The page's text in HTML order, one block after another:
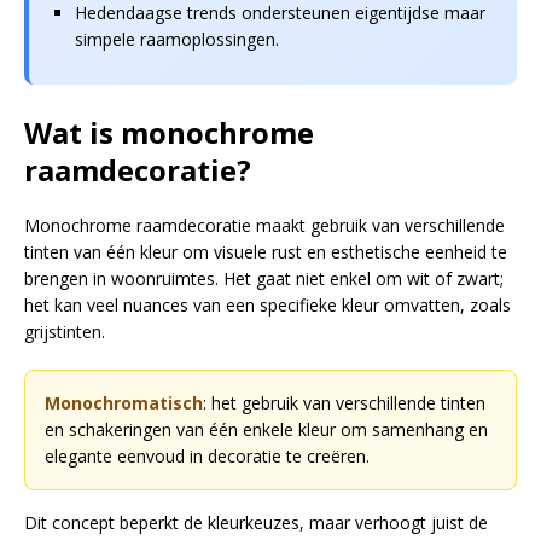
Hedendaagse trends ondersteunen eigentijdse maar
simpele raamoplossingen.
Wat is monochrome
raamdecoratie?
Monochrome raamdecoratie maakt gebruik van verschillende
tinten van één kleur om visuele rust en esthetische eenheid te
brengen in woonruimtes. Het gaat niet enkel om wit of zwart;
het kan veel nuances van een specifieke kleur omvatten, zoals
grijstinten.
Monochromatisch: het gebruik van verschillende tinten
en schakeringen van één enkele kleur om samenhang en
elegante eenvoud in decoratie te creëren.
Dit concept beperkt de kleurkeuzes, maar verhoogt juist de